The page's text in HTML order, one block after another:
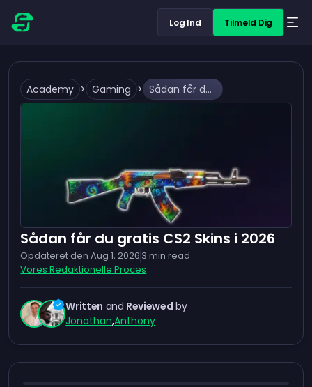
Log Ind Tilmeld Dig
Academy > Gaming > Sådan får du gratis CS2 Skins i 2026
Sådan får du gratis CS2 Skins i 2026
Opdateret den Aug 1, 2026 3 min read
Vores Redaktionelle Proces
Written and Reviewed by
Jonathan,Anthony